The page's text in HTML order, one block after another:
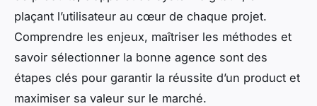
plaçant l’utilisateur au cœur de chaque projet.
Comprendre les enjeux, maîtriser les méthodes et
savoir sélectionner la bonne agence sont des
étapes clés pour garantir la réussite d’un product et
maximiser sa valeur sur le marché.